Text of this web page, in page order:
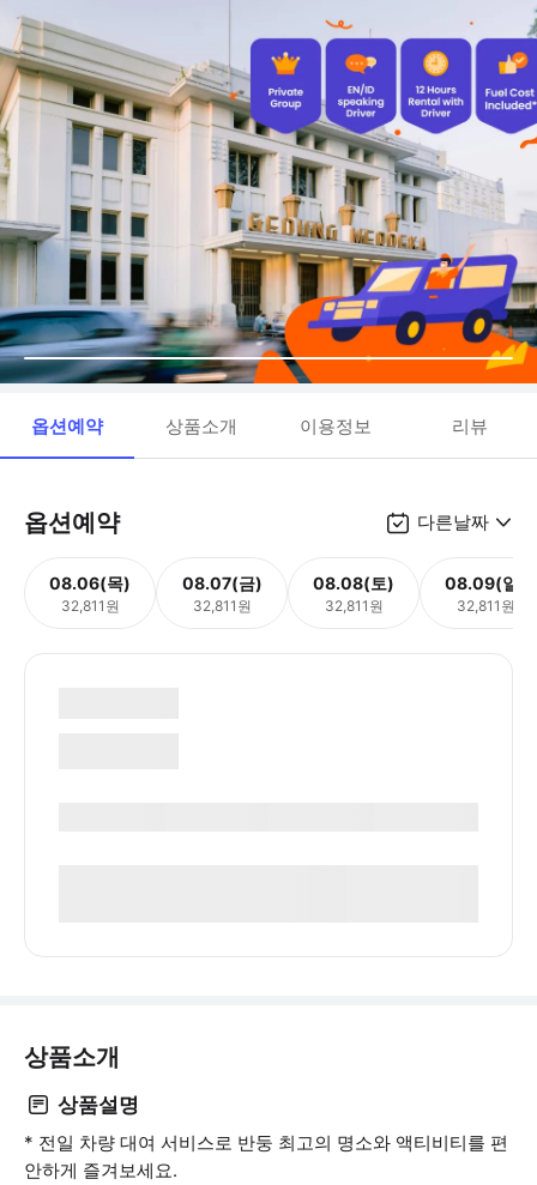
옵션예약 상품소개 이용정보 리뷰
옵션예약 다른날짜
08.06(목)
32,811원
08.07(금)
32,811원
08.08(토)
32,811원
08.09(일)
32,811원
상품소개
상품설명
* 전일 차량 대여 서비스로 반둥 최고의 명소와 액티비티를 편
안하게 즐겨보세요.